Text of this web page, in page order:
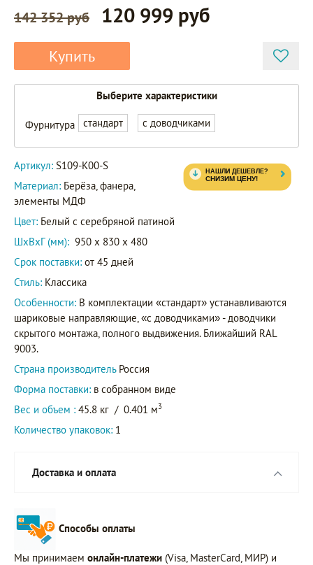
142 352 руб 120 999 руб
Купить
Выберите характеристики
Фурнитура стандарт с доводчиками
Артикул: S109-K00-S
Материал: Берёза, фанера,
элементы МДФ
Цвет: Белый с серебряной патиной
ШxВxГ (мм): 950 x 830 x 480
Срок поставки: от 45 дней
Стиль: Классика
Особенности: В комплектации «стандарт» устанавливаются
шариковые направляющие, «с доводчиками» - доводчики
скрытого монтажа, полного выдвижения. Ближайший RAL
9003.
Страна производитель Россия
Форма поставки: в собранном виде
Вес и объем : 45.8 кг / 0.401 м3
Количество упаковок: 1
Доставка и оплата
Способы оплаты
Мы принимаем онлайн-платежи (Visa, MasterCard, МИР) и